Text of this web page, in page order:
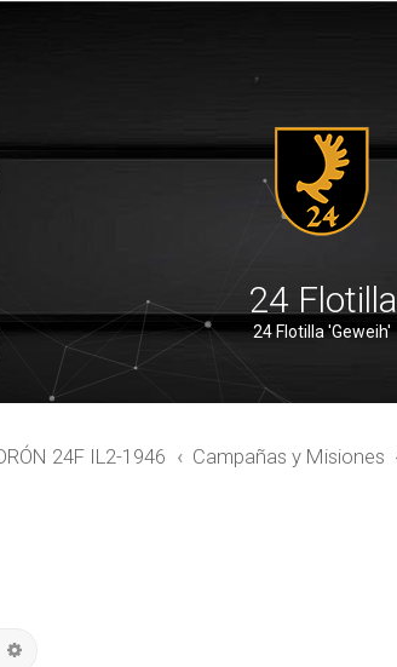
24 Flotilla
24 Flotilla 'Geweih'
24F IL2-1946 Campañas y Misiones